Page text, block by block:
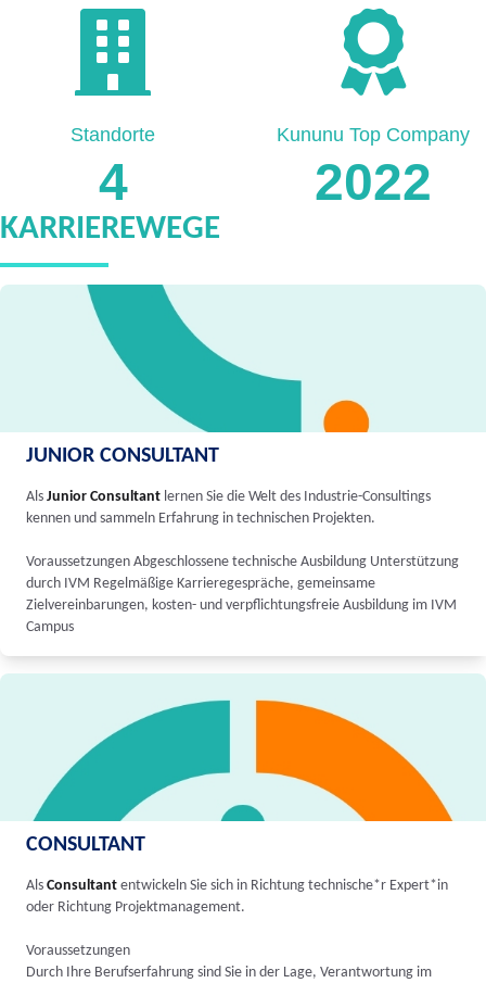
4
Standorte
2022
Kununu Top Company
KARRIEREWEGE
JUNIOR CONSULTANT
Als Junior Consultant lernen Sie die Welt des Industrie-Consultings
kennen und sammeln Erfahrung in technischen Projekten.
Voraussetzungen Abgeschlossene technische Ausbildung Unterstützung
durch IVM Regelmäßige Karrieregespräche, gemeinsame
Zielvereinbarungen, kosten- und verpflichtungsfreie Ausbildung im IVM
Campus
CONSULTANT
Als Consultant entwickeln Sie sich in Richtung technische*r Expert*in
oder Richtung Projektmanagement.
Voraussetzungen
Durch Ihre Berufserfahrung sind Sie in der Lage, Verantwortung im